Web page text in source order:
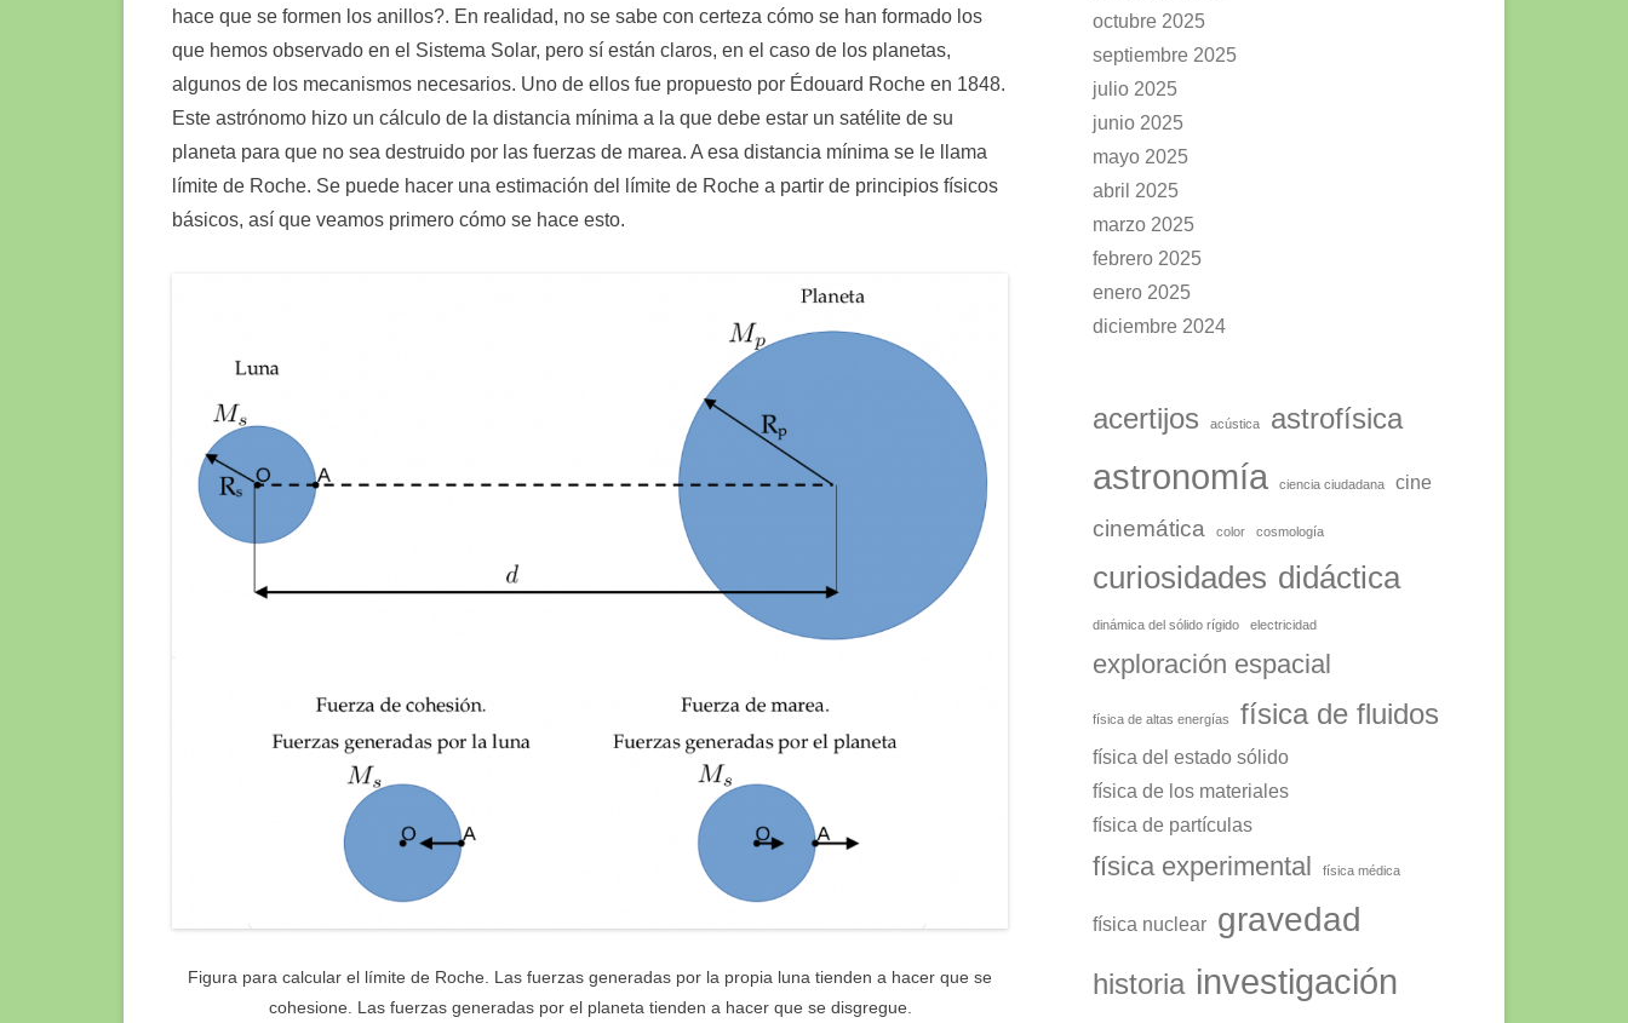
hace que se formen los anillos?. En realidad, no se sabe con certeza cómo se han formado los
que hemos observado en el Sistema Solar, pero sí están claros, en el caso de los planetas,
algunos de los mecanismos necesarios. Uno de ellos fue propuesto por Édouard Roche en 1848.
Este astrónomo hizo un cálculo de la distancia mínima a la que debe estar un satélite de su
planeta para que no sea destruido por las fuerzas de marea. A esa distancia mínima se le llama
límite de Roche. Se puede hacer una estimación del límite de Roche a partir de principios físicos
básicos, así que veamos primero cómo se hace esto.
Figura para calcular el límite de Roche. Las fuerzas generadas por la propia luna tienden a hacer que se
cohesione. Las fuerzas generadas por el planeta tienden a hacer que se disgregue.
octubre 2025
septiembre 2025
julio 2025
junio 2025
mayo 2025
abril 2025
marzo 2025
febrero 2025
enero 2025
diciembre 2024
acertijos acústica astrofísica
astronomía ciencia ciudadana cine
cinemática color cosmología
curiosidades didáctica
dinámica del sólido rígido electricidad
exploración espacial
física de altas energías física de fluidos
física del estado sólido
física de los materiales
física de partículas
física experimental física médica
física nuclear gravedad
historia investigación